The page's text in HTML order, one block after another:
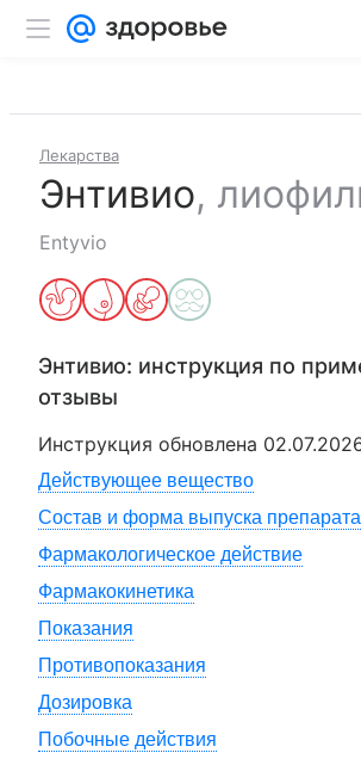
Лекарства
Энтивио,
Entyvio
Энтивио: инструкция по
отзывы
Инструкция обновлена
Действующее вещество
Состав и форма выпуска препарата
Фармакологическое действие
Фармакокинетика
Показания
Противопоказания
Дозировка
Побочные действия